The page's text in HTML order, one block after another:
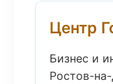
Центр
Бизнес и
Ростов-